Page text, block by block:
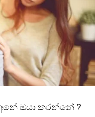
ඔයා කරන්නේ ?